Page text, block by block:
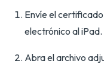
Envíe el
electrónico al iPad.
Abra el archivo